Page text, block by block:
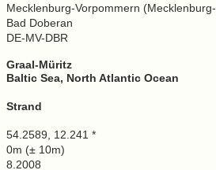
Mecklenburg-Vorpommern
Bad Doberan
DE-MV-DBR
Graal-Müritz
Baltic Sea, North Atlantic Ocean
Strand
54.2589, 12.241 *
0m (± 10m)
8.2008